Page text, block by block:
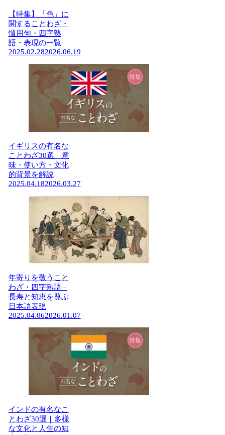
【特集】「色」に
関することわざ・
慣用句・四字熟
語・表現の一覧
2025.02.282026.06.19
イギリスの有名な
ことわざ30選｜意
味・使い方・文化
的背景を解説
2025.04.182026.03.27
年寄りを敬うこと
わざ・四字熟語 –
長寿と知恵を尊ぶ
日本語表現
2025.04.062026.01.07
インドの有名なこ
とわざ30選｜多様
な文化と人生の知